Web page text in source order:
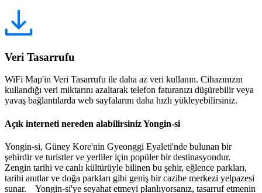
Veri Tasarrufu
WiFi Map'in Veri Tasarrufu ile daha az veri kullanın. Cihazınızın
kullandığı veri miktarını azaltarak telefon faturanızı düşürebilir veya
yavaş bağlantılarda web sayfalarını daha hızlı yükleyebilirsiniz.
Açık interneti nereden alabilirsiniz Yongin-si
Yongin-si, Güney Kore'nin Gyeonggi Eyaleti'nde bulunan bir
şehirdir ve turistler ve yerliler için popüler bir destinasyondur.
Zengin tarihi ve canlı kültürüyle bilinen bu şehir, eğlence parkları,
tarihi anıtlar ve doğa parkları gibi geniş bir cazibe merkezi yelpazesi
sunar. Yongin-si'ye seyahat etmeyi planlıyorsanız, tasarruf etmenin